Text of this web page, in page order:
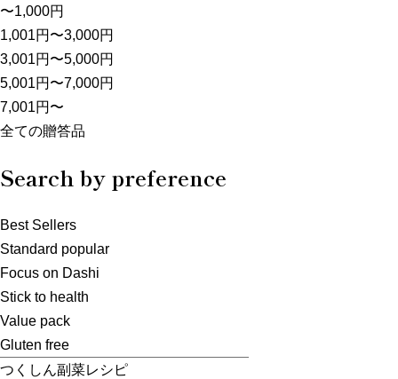
〜1,000円
1,001円〜3,000円
3,001円〜5,000円
5,001円〜7,000円
7,001円〜
全ての贈答品
Search by preference
Best Sellers
Standard popular
Focus on Dashi
Stick to health
Value pack
Gluten free
つくしん副菜レシピ